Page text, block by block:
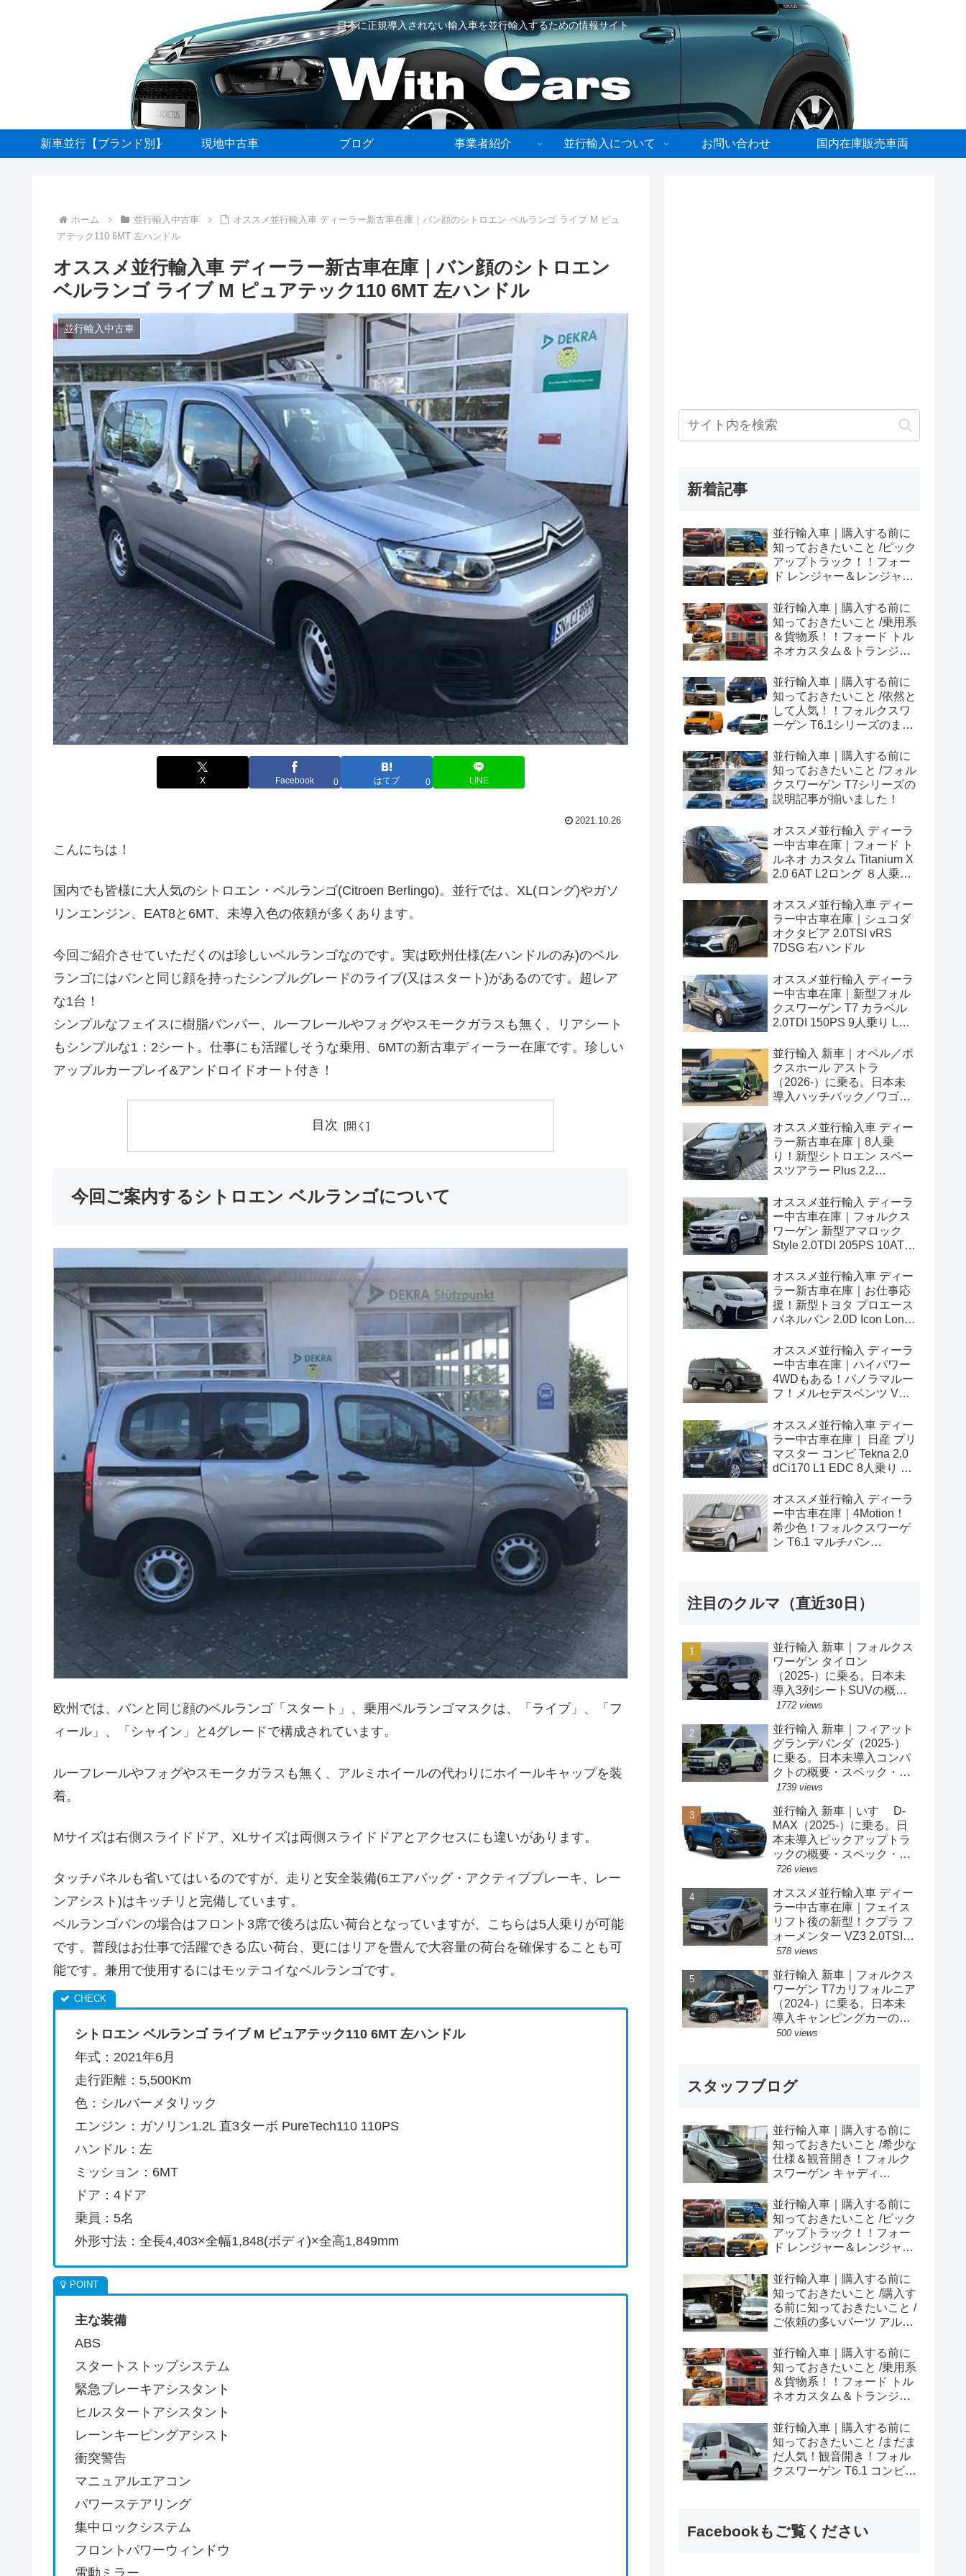
日本に正規導入されない輸入車を並行輸入するための情報サイト
新車並行【ブランド別】 現地中古車 ブログ 事業者紹介 並行輸入について お問い合わせ 国内在庫販売車両
ホーム 並行輸入中古車
オススメ並行輸入車 ディーラー新古車在庫｜バン顔のシトロエン ベルランゴ ライブ M ピュ
アテック110 6MT 左ハンドル
オススメ並行輸入車 ディーラー新古車在庫｜バン顔のシトロエン
ベルランゴ ライブ M ピュアテック110 6MT 左ハンドル
並行輸入中古車
X Facebook 0 はてブ 0 LINE
2021.10.26
こんにちは！
国内でも皆様に大人気のシトロエン・ベルランゴ(Citroen Berlingo)。並行では、XL(ロング)やガソ
リンエンジン、EAT8と6MT、未導入色の依頼が多くあります。
今回ご紹介させていただくのは珍しいベルランゴなのです。実は欧州仕様(左ハンドルのみ)のベル
ランゴにはバンと同じ顔を持ったシンプルグレードのライブ(又はスタート)があるのです。超レア
な1台！
シンプルなフェイスに樹脂バンパー、ルーフレールやフォグやスモークガラスも無く、リアシート
もシンプルな1：2シート。仕事にも活躍しそうな乗用、6MTの新古車ディーラー在庫です。珍しい
アップルカープレイ&アンドロイドオート付き！
目次
今回ご案内するシトロエン ベルランゴについて
欧州では、バンと同じ顔のベルランゴ「スタート」、乗用ベルランゴマスクは、「ライブ」、「フ
ィール」、「シャイン」と4グレードで構成されています。
ルーフレールやフォグやスモークガラスも無く、アルミホイールの代わりにホイールキャップを装
着。
Mサイズは右側スライドドア、XLサイズは両側スライドドアとアクセスにも違いがあります。
タッチパネルも省いてはいるのですが、走りと安全装備(6エアバッグ・アクティブブレーキ、レー
ンアシスト)はキッチリと完備しています。
ベルランゴバンの場合はフロント3席で後ろは広い荷台となっていますが、こちらは5人乗りが可能
です。普段はお仕事で活躍できる広い荷台、更にはリアを畳んで大容量の荷台を確保することも可
能です。兼用で使用するにはモッテコイなベルランゴです。
シトロエン ベルランゴ ライブ M ピュアテック110 6MT 左ハンドル
年式：2021年6月
走行距離：5,500Km
色：シルバーメタリック
エンジン：ガソリン1.2L 直3ターボ PureTech110 110PS
ハンドル：左
ミッション：6MT
ドア：4ドア
乗員：5名
外形寸法：全長4,403×全幅1,848(ボディ)×全高1,849mm
主な装備
ABS
スタートストップシステム
緊急ブレーキアシスタント
ヒルスタートアシスタント
レーンキーピングアシスト
衝突警告
マニュアルエアコン
パワーステアリング
集中ロックシステム
フロントパワーウィンドウ
電動ミラー
新着記事
並行輸入車｜購入する前に
知っておきたいこと /ピック
アップトラック！！フォー
ド レンジャー＆レンジャー
め！
並行輸入車｜購入する前に
知っておきたいこと /乗用系
＆貨物系！！フォード トル
ネオカスタム＆トランジッ
め！
並行輸入車｜購入する前に
知っておきたいこと /依然と
して人気！！フォルクスワ
ーゲン T6.1シリーズのまと
並行輸入車｜購入する前に
知っておきたいこと /フォル
クスワーゲン T7シリーズの
説明記事が揃いました！
オススメ並行輸入 ディーラ
ー中古車在庫｜フォード ト
ルネオ カスタム Titanium X
2.0 6AT L2ロング ８人乗り
オススメ並行輸入車 ディー
ラー中古車在庫｜シュコダ
オクタビア 2.0TSI vRS
7DSG 右ハンドル
オススメ並行輸入 ディーラ
ー中古車在庫｜新型フォル
クスワーゲン T7 カラベル
2.0TDI 150PS 9人乗り LWB
並行輸入 新車｜オペル／ボ
クスホール アストラ
（2026-）に乗る。日本未
導入ハッチバック／ワゴン
情報。
オススメ並行輸入車 ディー
ラー新古車在庫｜8人乗
り！新型シトロエン スペー
スツアラー Plus 2.2
ドル
オススメ並行輸入 ディーラ
ー中古車在庫｜フォルクス
ワーゲン 新型アマロック
Style 2.0TDI 205PS 10AT
オススメ並行輸入車 ディー
ラー新古車在庫｜お仕事応
援！新型トヨタ プロエース
パネルバン 2.0D Icon Long
オススメ並行輸入 ディーラ
ー中古車在庫｜ハイパワー
4WDもある！パノラマルー
フ！メルセデスベンツ Vク
ロング 4Matic 9G-Tronic 左
ハンドル
オススメ並行輸入車 ディー
ラー中古車在庫｜ 日産 プリ
マスター コンビ Tekna 2.0
dCi170 L1 EDC 8人乗り 左
オススメ並行輸入 ディーラ
ー中古車在庫｜4Motion！
希少色！フォルクスワーゲ
ン T6.1 マルチバン
注目のクルマ（直近30日）
並行輸入 新車｜フォルクス
ワーゲン タイロン
（2025-）に乗る。日本未
導入3列シートSUVの概
要・スペック・価格の情
1772 views
並行輸入 新車｜フィアット
グランデパンダ（2025-）
に乗る。日本未導入コンパ
クトの概要・スペック・価
格の情報。
1739 views
並行輸入 新車｜いすゞ D-
MAX（2025-）に乗る。日
本未導入ピックアップトラ
ックの概要・スペック・価
格の情報。
726 views
オススメ並行輸入車 ディー
ラー中古車在庫｜フェイス
リフト後の新型！クプラ フ
ォーメンター VZ3 2.0TSI
333PS 4Drive 7DSG 右ハン
578 views
並行輸入 新車｜フォルクス
ワーゲン T7カリフォルニア
（2024-）に乗る。日本未
導入キャンピングカーの概
要・スペック・価格の情
500 views
スタッフブログ
並行輸入車｜購入する前に
知っておきたいこと /希少な
仕様＆観音開き！フォルク
スワーゲン キャディ
並行輸入車｜購入する前に
知っておきたいこと /ピック
アップトラック！！フォー
ド レンジャー＆レンジャー
め！
並行輸入車｜購入する前に
知っておきたいこと /購入す
る前に知っておきたいこと /
ご依頼の多いパーツ アルピ
やカスタム・チューニング
パーツも何とかなる！②
並行輸入車｜購入する前に
知っておきたいこと /乗用系
＆貨物系！！フォード トル
ネオカスタム＆トランジッ
め！
並行輸入車｜購入する前に
知っておきたいこと /まだま
だ人気！観音開き！フォル
クスワーゲン T6.1 コンビ横
Facebookもご覧ください